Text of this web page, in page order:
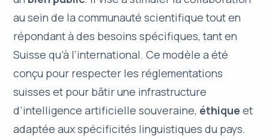
au sein de la communauté scientifique tout en
répondant à des besoins spécifiques, tant en
Suisse qu’à l’international. Ce modèle a été
conçu pour respecter les réglementations
suisses et pour bâtir une infrastructure
d’intelligence artificiellesouveraine, éthique et
adaptée aux spécificités linguistiques du pays.